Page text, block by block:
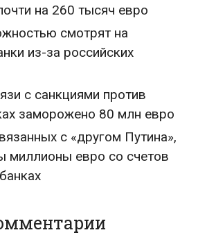
на 260 тысяч евро
смотрят на
из-за российских
с санкциями против
заморожено 80 млн евро
с «другом Путина»,
миллионы евро со счетов